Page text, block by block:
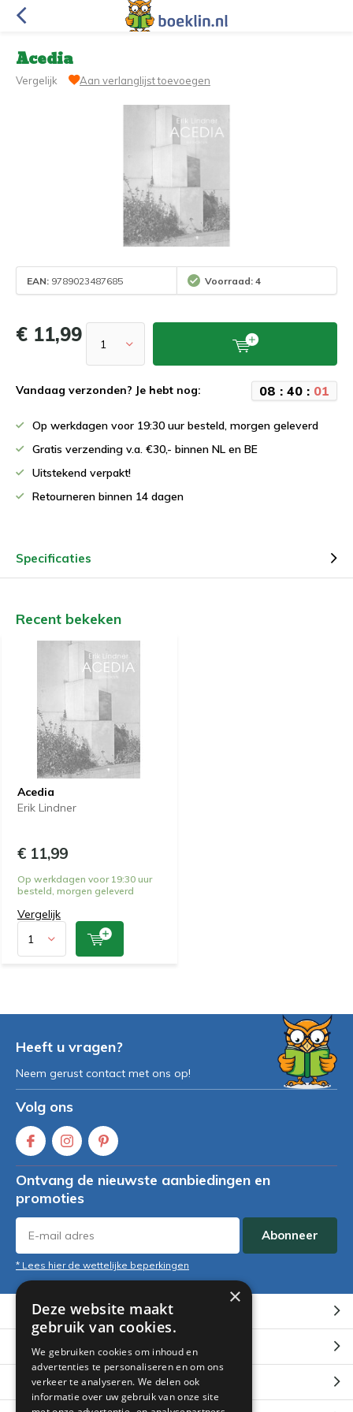
Acedia
Vergelijk Aan verlanglijst toevoegen
EAN: 9789023487685 Voorraad: 4
€ 11,99
Vandaag verzonden? Je hebt nog: 08 : 40 : 01
Op werkdagen voor 19:30 uur besteld, morgen geleverd
Gratis verzending v.a. €30,- binnen NL en BE
Uitstekend verpakt!
Retourneren binnen 14 dagen
Specificaties
Recent bekeken
Acedia
Erik Lindner
€ 11,99
Op werkdagen voor 19:30 uur
besteld, morgen geleverd
Vergelijk
Heeft u vragen?
Neem gerust contact met ons op!
Volg ons
Ontvang de nieuwste aanbiedingen en
promoties
Abonneer
* Lees hier de wettelijke beperkingen
Klantenservice
Mijn account
Categorieën
×
Deze website maakt
gebruik van cookies.
We gebruiken cookies om inhoud en
advertenties te personaliseren en om ons
verkeer te analyseren. We delen ook
informatie over uw gebruik van onze site